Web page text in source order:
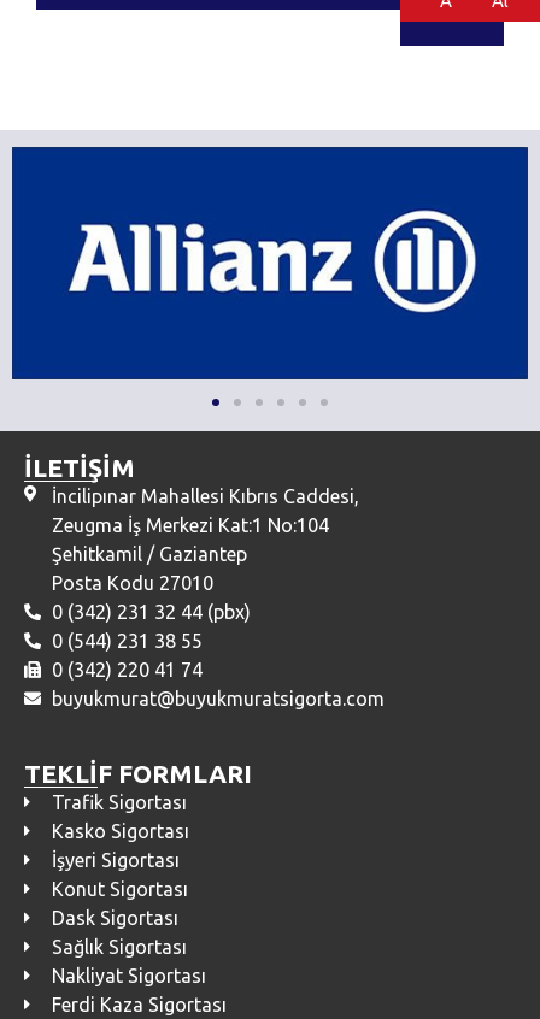
İLETİŞİM
İncilipınar Mahallesi Kıbrıs Caddesi,
Zeugma İş Merkezi Kat:1 No:104
Şehitkamil / Gaziantep
Posta Kodu 27010
0 (342) 231 32 44 (pbx)
0 (544) 231 38 55
0 (342) 220 41 74
buyukmurat@buyukmuratsigorta.com
TEKLİF FORMLARI
Trafik Sigortası
Kasko Sigortası
İşyeri Sigortası
Konut Sigortası
Dask Sigortası
Sağlık Sigortası
Nakliyat Sigortası
Ferdi Kaza Sigortası